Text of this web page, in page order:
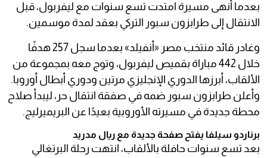
بعدما أنهى مسيرة امتدت تسع سنوات مع ليفربول، قبل
الانتقال إلى طرابزون سبور التركي بعقد لمدة موسمين.
وغادر قائد منتخب مصر «أنفيلد» بعدما سجل 257 هدفًا
خلال 442 مباراة بقميص ليفربول، وتوج معه بمجموعة من
الألقاب، أبرزها الدوري الإنجليزي مرتين ودوري أبطال أوروبا.
وأعلن طرابزون سبور ضمه في صفقة انتقال حر، ليبدأ صلاح
محطة جديدة في مسيرته الأوروبية بعيدًا عن البريميرليج.
برناردو سيلفا يفتح صفحة جديدة مع ريال مدريد
بعد تسع سنوات حافلة بالألقاب، انتهت رحلة البرتغالي